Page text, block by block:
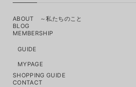
ABOUT ～私たちのこと
BLOG
MEMBERSHIP
GUIDE
MYPAGE
SHOPPING GUIDE
CONTACT